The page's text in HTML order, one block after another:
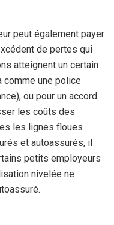
peut également payer
de pertes qui
atteignent un certain
une police
ou pour un accord
les coûts des
les lignes floues
et autoassurés, il
petits employeurs
nivelée ne